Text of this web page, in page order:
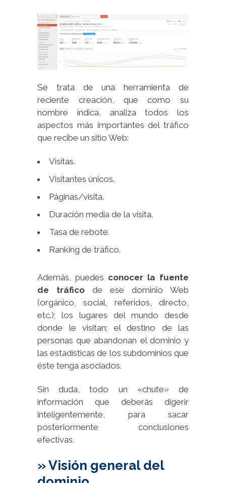
Se trata de una herramienta de
reciente creación, que como su
nombre indica, analiza todos los
aspectos más importantes del tráfico
que recibe un sitio Web:
Visitas.
Visitantes únicos.
Páginas/visita.
Duración media de la visita.
Tasa de rebote.
Ranking de tráfico.
Además, puedes conocer la fuente
de tráfico de ese dominio Web
(orgánico, social, referidos, directo,
etc.); los lugares del mundo desde
donde le visitan; el destino de las
personas que abandonan el dominio y
las estadísticas de los subdominios que
éste tenga asociados.
Sin duda, todo un «chute» de
información que deberás digerir
inteligentemente, para sacar
posteriormente conclusiones
efectivas.
» Visión general del